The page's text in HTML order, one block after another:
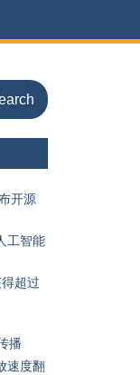
开源
工智能
超过
播
速度翻